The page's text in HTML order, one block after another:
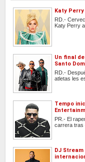
Katy
RD.-
Katy Perry
Un final
Santo
RD.-
atletas les
Tempo
PR.- El
carrera tras
DJ